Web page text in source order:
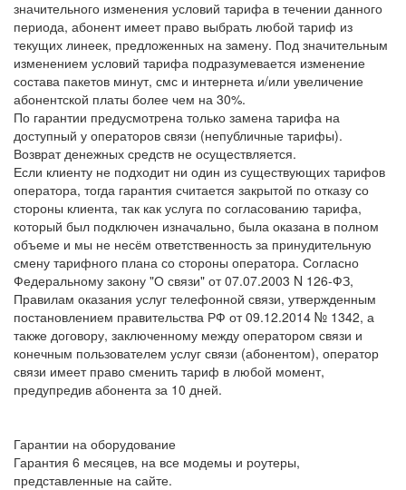
значительного изменения условий тарифа в течении данного
периода, абонент имеет право выбрать любой тариф из
текущих линеек, предложенных на замену. Под значительным
изменением условий тарифа подразумевается изменение
состава пакетов минут, смс и интернета и/или увеличение
абонентской платы более чем на 30%.
По гарантии предусмотрена только замена тарифа на
доступный у операторов связи (непубличные тарифы).
Возврат денежных средств не осуществляется.
Если клиенту не подходит ни один из существующих тарифов
оператора, тогда гарантия считается закрытой по отказу со
стороны клиента, так как услуга по согласованию тарифа,
который был подключен изначально, была оказана в полном
объеме и мы не несём ответственность за принудительную
смену тарифного плана со стороны оператора. Согласно
Федеральному закону "О связи" от 07.07.2003 N 126-ФЗ,
Правилам оказания услуг телефонной связи, утвержденным
постановлением правительства РФ от 09.12.2014 № 1342, а
также договору, заключенному между оператором связи и
конечным пользователем услуг связи (абонентом), оператор
связи имеет право сменить тариф в любой момент,
предупредив абонента за 10 дней.
Гарантии на оборудование
Гарантия 6 месяцев, на все модемы и роутеры,
представленные на сайте.